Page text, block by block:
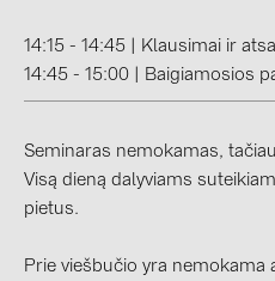
TIGO (4)
Trina Solar (6)
WHES (5)
14:15 - 14:45 | Klausimai ir
14:45 - 15:00 | Baigiamosios
Seminaras nemokamas,
Visą dieną dalyviams
pietus.
Prie viešbučio yra nemokama